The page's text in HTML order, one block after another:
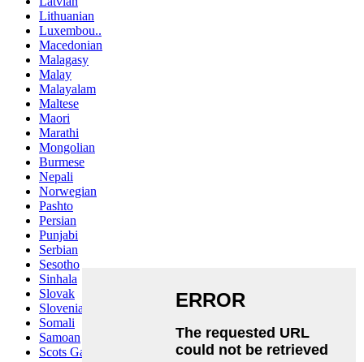
Lithuanian
Luxembou..
Macedonian
Malagasy
Malay
Malayalam
Maltese
Maori
Marathi
Mongolian
Burmese
Nepali
Norwegian
Pashto
Persian
Punjabi
Serbian
Sesotho
Sinhala
Slovak
Slovenian
Somali
Samoan
Scots Gaelic